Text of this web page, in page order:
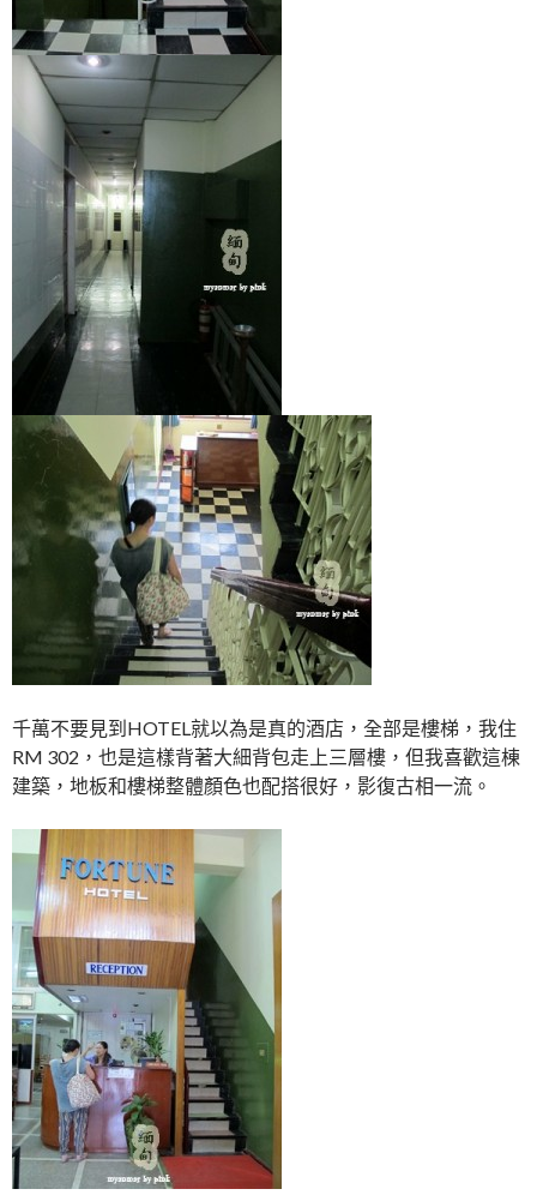
千萬不要見到HOTEL就以為是真的酒店，全部是樓梯，我住
RM 302，也是這樣背著大細背包走上三層樓，但我喜歡這棟
建築，地板和樓梯整體顏色也配搭很好，影復古相一流。